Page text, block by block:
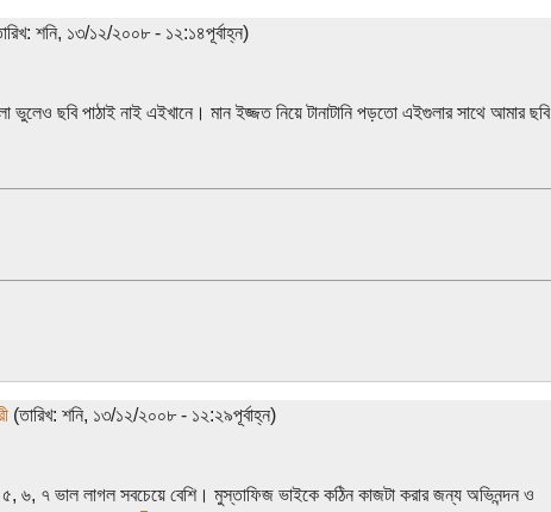
শনি, ১৩/১২/২০০৮ - ১২:১৪পূর্বাহ্ন)
ভুলেও ছবি পাঠাই নাই এইখানে। মান ইজ্জত নিয়ে টানাটানি পড়তো এইগুলার সাথে আমার ছবি
(তারিখ: শনি, ১৩/১২/২০০৮ - ১২:২৯পূর্বাহ্ন)
৬, ৭ ভাল লাগল সবচেয়ে বেশি। মুস্তাফিজ ভাইকে কঠিন কাজটা করার জন্য অভিনন্দন ও